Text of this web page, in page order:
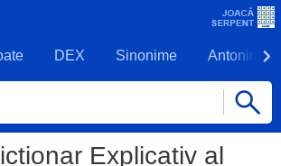
DEX Sinonime Antonime
Explicativ al